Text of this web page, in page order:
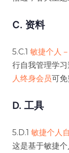
C. 资料
5.C.1 敏捷个人
行自我管理学
人终身会员可免
D. 工具
5.D.1 敏捷个人
这是基于敏捷个